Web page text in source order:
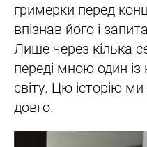
гримерки перед
впізнав його і
Лише через кілька
переді мною один із
світу. Цю історію
довго.